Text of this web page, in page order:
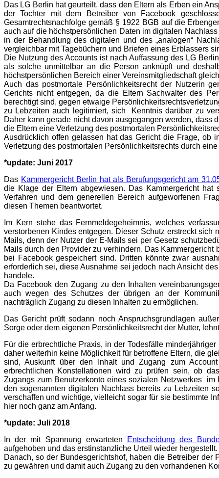
Das LG Berlin hat geurteilt, dass den Eltern als Erben ein
der Tochter mit dem Betreiber von Facebook
Gesamtrechtsnachfolge gemäß § 1922 BGB auf die
auch auf die höchstpersönlichen Daten im digitalen
in der Behandlung des digitalen und des „analogen“
vergleichbar mit Tagebüchern und Briefen eines Erblassers
Die Nutzung des Accounts ist nach Auffassung des LG
als solche unmittelbar an die Person anknüpft und
höchstpersönlichen Bereich einer Vereinsmitgliedschaft
Auch das postmortale Persönlichkeitsrecht der Nutzerin
Gerichts nicht entgegen, da die Eltern Sachwalter des
berechtigt sind, gegen etwaige
zu Lebzeiten auch legitimiert, sich Kenntnis darüber zu
Daher kann gerade nicht davon ausgegangen werden, dass
die Eltern eine Verletzung des postmortalen
Ausdrücklich offen gelassen hat das Gericht die Frage, ob
Verletzung des postmortalen Persönlichkeitsrechts durch
*update: Juni 2017
Das Kammergericht Berlin hat als Berufungsgericht am
die Klage der Eltern abgewiesen. Das Kammergericht
Verfahren und dem generellen Bereich aufgeworfenen
diesen Themen beantwortet.
Im Kern stehe das Fernmeldegeheimnis, welches
verstorbenen Kindes entgegen. Dieser Schutz erstreckt
Mails, denn der Nutzer der E-Mails sei per Gesetz
Mails durch den Provider zu verhindern. Das
bei Facebook gespeichert sind. Dritten könnte zwar
erforderlich sei, diese Ausnahme sei jedoch nach Ansicht
handele.
Da Facebook den Zugang zu den Inhalten
auch wegen des Schutzes der übrigen an der
nachträglich Zugang zu diesen Inhalten zu ermöglichen.
Das Gericht prüft sodann noch Anspruchsgrundlagen
Sorge oder dem eigenen Persönlichkeitsrecht der Mutter,
Für die erbrechtliche Praxis, in der Todesfälle
daher weiterhin keine Möglichkeit für betroffene Eltern, die
sind, Auskunft über den Inhalt und Zugang zum
erbrechtlichen Konstellationen wird zu prüfen sein, ob
Zugangs zum Benutzerkonto eines sozialen Netzwerkes
den sogenannten digitalen Nachlass bereits zu Lebzeiten
verschaffen und wichtige, vielleicht sogar für sie bestimmte
hier noch ganz am Anfang.
*update: Juli 2018
In der mit Spannung erwarteten
Entscheidung des
aufgehoben und das erstinstanzliche Urteil wieder hergestellt.
Danach, so der Bundesgerichtshof, haben die Betreiber der
zu gewähren und damit auch Zugang zu den vorhandenen